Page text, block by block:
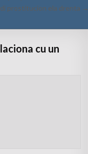
prostitucion ela drenta →
cu un